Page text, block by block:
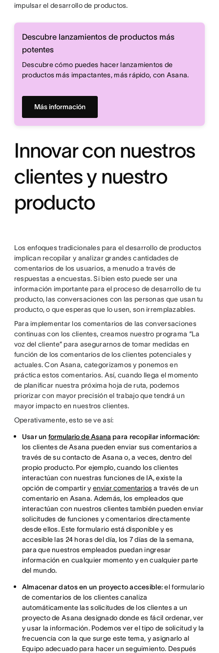
impulsar el desarrollo de productos.
Descubre lanzamientos de productos más
potentes
Descubre cómo puedes hacer lanzamientos de
productos más impactantes, más rápido, con Asana.
Más información
Innovar con nuestros
clientes y nuestro
producto
Los enfoques tradicionales para el desarrollo de productos
implican recopilar y analizar grandes cantidades de
comentarios de los usuarios, a menudo a través de
respuestas a encuestas. Si bien esto puede ser una
información importante para el proceso de desarrollo de tu
producto, las conversaciones con las personas que usan tu
producto, o que esperas que lo usen, son irremplazables.
Para implementar los comentarios de las conversaciones
continuas con los clientes, creamos nuestro programa “La
voz del cliente” para asegurarnos de tomar medidas en
función de los comentarios de los clientes potenciales y
actuales. Con Asana, categorizamos y ponemos en
práctica estos comentarios. Así, cuando llega el momento
de planificar nuestra próxima hoja de ruta, podemos
priorizar con mayor precisión el trabajo que tendrá un
mayor impacto en nuestros clientes.
Operativamente, esto se ve así:
Usar un formulario de Asana para recopilar información:
los clientes de Asana pueden enviar sus comentarios a
través de su contacto de Asana o, a veces, dentro del
propio producto. Por ejemplo, cuando los clientes
interactúan con nuestras funciones de IA, existe la
opción de compartir y enviar comentariosa través de un
comentario en Asana. Además, los empleados que
interactúan con nuestros clientes también pueden enviar
solicitudes de funciones y comentarios directamente
desde ellos. Este formulario está disponible y es
accesible las 24 horas del día, los 7 días de la semana,
para que nuestros empleados puedan ingresar
información en cualquier momento y en cualquier parte
del mundo.
Almacenar datos en un proyecto accesible:el formulario
de comentarios de los clientes canaliza
automáticamente las solicitudes de los clientes a un
proyecto de Asana designado donde es fácil ordenar, ver
y usar la información. Podemos ver el tipo de solicitud y la
frecuencia con la que surge este tema, y asignarlo al
Equipo adecuado para hacer un seguimiento. Después